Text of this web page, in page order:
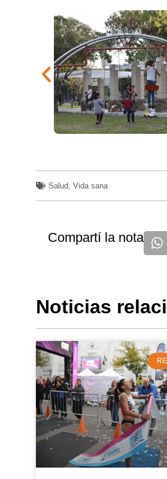
Salud, Vida sana
Compartí la nota
Noticias